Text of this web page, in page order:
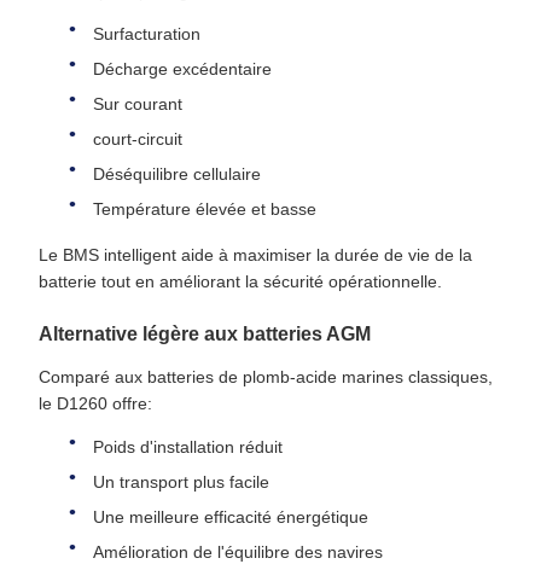
Surfacturation
Décharge excédentaire
Sur courant
court-circuit
Déséquilibre cellulaire
Température élevée et basse
Le BMS intelligent aide à maximiser la durée de vie de la
batterie tout en améliorant la sécurité opérationnelle.
Alternative légère aux batteries AGM
Comparé aux batteries de plomb-acide marines classiques,
le D1260 offre:
Poids d'installation réduit
Un transport plus facile
Une meilleure efficacité énergétique
Amélioration de l'équilibre des navires